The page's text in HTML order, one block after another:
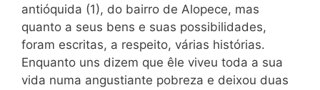
antióquida (1), do bairro de Alopece, mas
quanto a seus bens e suas possibilidades,
foram escritas, a respeito, várias histórias.
Enquanto uns dizem que êle viveu toda a sua
vida numa angustiante pobreza e deixou duas